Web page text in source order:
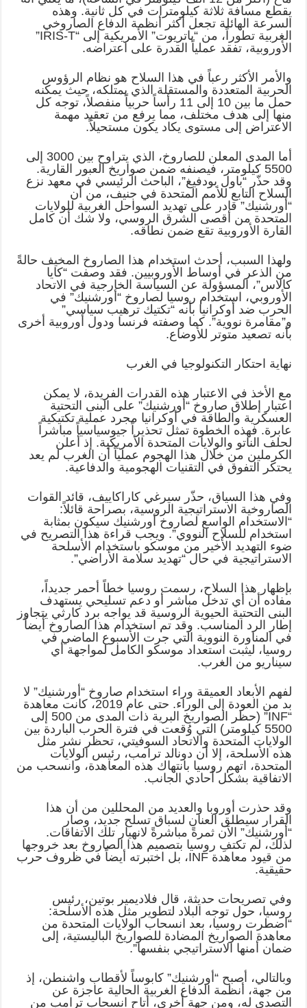
يقطع مسافة ثلاثة كيلومترات في كل ثانية. وهذه
السرعة الهائلة تجعل أكثر أنظمة الدفاع الصاروخي
الغربية تطوراً، من “باتريوت” الأمريكية إلى “IRIS-T”
الأوروبية، تفقد عملياً القدرة على اعتراضه.
والأمر الأكثر رعباً في هذا السلاح هو نظام الرؤوس
الحربية المتعددة والمستقلة الذي يمتلكه، حيث يمكنه
حمل ما بين 10 إلى 11 رأساً حربياً منفصلاً، توجه كل
منها إلى هدف مختلف، مما يرفع من تعقيد مهمة
الاعتراض إلى مستوى يكاد يكون مستحيلاً.
أما المدى المعلن للصاروخ، الذي يتراوح بين 3000 إلى
5500 كيلومتر، فيصنفه ضمن صواريخ العبور القارية.
وقد حذّر “باول بودفيغ”، الباحث الرئيسي في معهد نزع
السلاح التابع للأمم المتحدة في جنيف، من أن
“أورشنيك” قادر على تهديد السواحل الغربية للولايات
المتحدة من أقصى الشرق الروسي، ولا شك أن كامل
القارة الأوروبية تقع ضمن نطاقه.
ولهذا السبب، أحدث استخدام هذا الصاروخ المخيف حالةً
من الذعر في أوساط الأوروبيين. فقد وصفت “كايا
كالاس”، المسؤولة عن السياسة الخارجية في الاتحاد
الأوروبي، استخدام روسيا لصاروخ “أورشنيك” في
الحرب ضد أوكرانيا بأنه “تكتيك ترهيب سياسي”
و”مقامرة نووية”. كما وصفته فرنسا ودول أوروبية أخرى
بأنه تصعيد متوتر للأوضاع.
نهاية احتكار التكنولوجيا في الغرب
مع الأخذ في الاعتبار هذه القدرات الفريدة، لا يمكن
اعتبار إطلاق صاروخ “أورشنيك” على البنى التحتية
العسكرية والطاقة في أوكرانيا مجرد عملية تكتيكية
عابرة. فهذه الخطوة تمثل تحذيراً جيوسياسياً مباشراً
لحلف الناتو والولايات المتحدة الأمريكية. إذ أعلن
الكرملين من خلال هذا الهجوم عملياً أن الغرب لم يعد
يحتكر التفوق في التقنيات الهجومية والدفاعية.
وفي هذا السياق، حذّر سيرغي كاراكاييف، قائد القوات
الصاروخية الاستراتيجية الروسية، بصراحة قائلاً:
“الاستخدام الواسع لصاروخ أورشنيك سيكون بمثابة
استخدام للسلاح النووي”. ويجب قراءة هذا التصريح في
ضوء التهديد الأخير من موسكو باستخدام الأسلحة
الاستراتيجية في حال “تهديد سلامة الأراضي”.
بإظهار هذا السلاح، رسمت روسيا خطاً أحمر جديداً،
مفاده أن أي تدخل مباشر أو دعم تسليحي يستهدف
البنى التحتية الحيوية الروسية قد يواجه برد كارثي يتجاوز
إطار الرد المناسب. وقد تم استخدام هذا الصاروخ أيضاً
في المناورة النووية التي جرت الأسبوع الماضي في
روسيا، ليثبت استعداد موسكو الكامل لمواجهة أي
سيناريو من الغرب.
لفهم الأبعاد العميقة وراء استخدام صاروخ “أورشنيك” لا
بد من العودة إلى الوراء. حتى عام 2019، كانت معاهدة
“INF” (حظر الصواريخ البرية ذات المدى من 500 إلى
5500 كيلومتر) التي وُقعت في فترة الحرب الباردة بين
الولايات المتحدة والاتحاد السوفيتي، تحظر نشر مثل
هذه الأسلحة، إلا أن دونالد ترامب، رئيس الولايات
المتحدة، اتهم روسيا بانتهاك هذه المعاهدة، وانسحب من
الاتفاقية بشكل أحادي الجانب.
وقد حذرت أوروبا والعديد من المحللين من أن هذا
القرار سيطلق العنان لسباق تسلح جديد، وصار
“أورشنيك” الآن ثمرةً مباشرةً لانهيار تلك الاتفاقات.
لذلك، لم تكتفِ روسيا بتصميم هذا الصاروخ بعد خروجها
من قيود معاهدة INF، بل اختبرته أيضاً في ظروف حرب
حقيقية.
وفي تصريحات حديثة، قال فلاديمير بوتين، رئيس
روسيا، حول توجه البلاد لتطوير مثل هذه الأسلحة:
“اضطرت روسيا، بعد انسحاب الولايات المتحدة من
معاهدة الصواريخ المضادة للصواريخ الباليستية، إلى
ضمان أمنها الاستراتيجي بنفسها”.
وبالتالي، أصبح “أورشنيك” كابوساً لأقطاب واشنطن، إذ
من جهة، أنظمة الدفاع الغربية الحالية عاجزة عن
التصدي له، ومن جهة أخرى، أتاح انسحاب ترامب من